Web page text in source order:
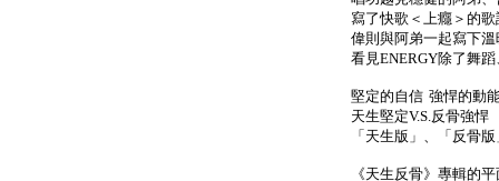
寫了快歌＜上癮＞的
偉則與阿弟一起寫下
看見ENERGY除了舞
堅定的自信 強悍的動
天生堅定V.S.反骨強悍
「天生版」、「反骨
《天生反骨》專輯的